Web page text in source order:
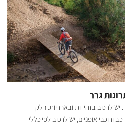
המונגשת, מוצג סרטון המספר על
המבנה תצפית על האזור ורצועת עזה.
וארועי המלחמה. ההגעה לאתר
שמאלה, דרומה, בכביש שדות עד לחנית
מראש בלבד.
גרר
לרכוב בזהירות ובאחריות. חלק
ורוכבי אופניים, יש לרכוב לפי כללי